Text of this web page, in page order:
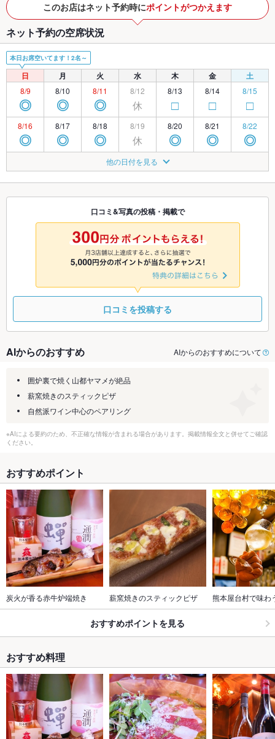
このお店はネット予約時にポイントがつかえます
ネット予約の空席状況
本日お席空いてます！2名～
日 月 火 水 木 金 土
8/9
◎
8/10
◎
8/11
◎
8/12
休
8/13
□
8/14
□
8/15
□
8/16
◎
8/17
◎
8/18
◎
8/19
休
8/20
◎
8/21
◎
8/22
◎
◎ ◎
8/25
◎
8/26
休
8/27
◎ ◎ ◎
8/30 8/31 9/1
◎
9/2
休
9/3
◎
9/4 9/5
9/8
◎ 休 ◎ ◎
他の日付を見る
口コミ&写真の投稿・掲載で
口コミを投稿する
AIからのおすすめ AIからのおすすめについて
囲炉裏で焼く山都ヤマメが絶品
薪窯焼きのスティックピザ
自然派ワイン中心のペアリング
※AIによる要約のため、不正確な情報が含まれる場合があります。掲載情報全文と併せてご確認
ください。
おすすめポイント
炭火が香る赤牛炉端焼き 薪窯焼きのスティックピザ 熊本屋台村で味
おすすめポイントを見る
おすすめ料理